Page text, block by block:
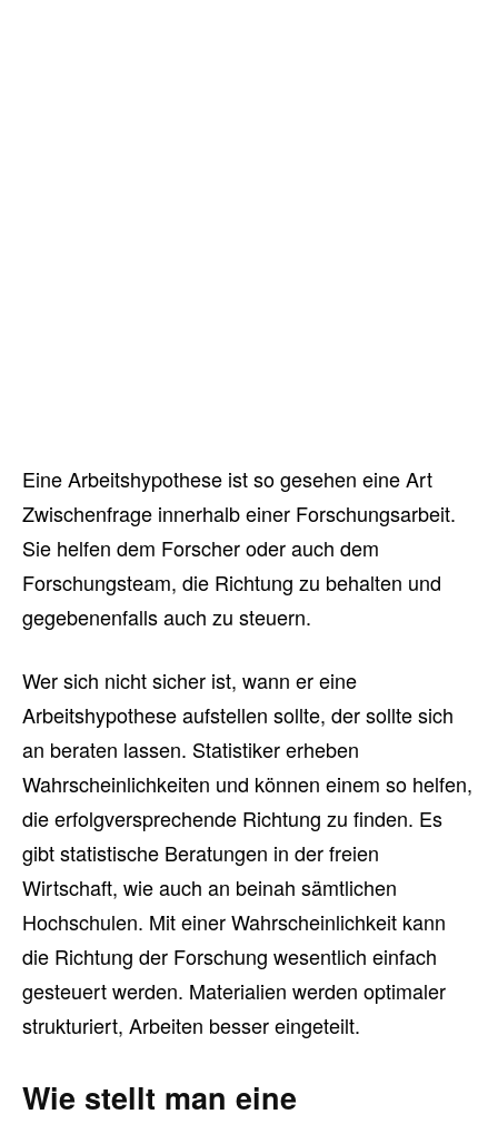
Eine Arbeitshypothese ist so gesehen eine Art
Zwischenfrage innerhalb einer Forschungsarbeit.
Sie helfen dem Forscher oder auch dem
Forschungsteam, die Richtung zu behalten und
gegebenenfalls auch zu steuern.
Wer sich nicht sicher ist, wann er eine
Arbeitshypothese aufstellen sollte, der sollte sich
an beraten lassen. Statistiker erheben
Wahrscheinlichkeiten und können einem so helfen,
die erfolgversprechende Richtung zu finden. Es
gibt statistische Beratungen in der freien
Wirtschaft, wie auch an beinah sämtlichen
Hochschulen. Mit einer Wahrscheinlichkeit kann
die Richtung der Forschung wesentlich einfach
gesteuert werden. Materialien werden optimaler
strukturiert, Arbeiten besser eingeteilt.
Wie stellt man eine